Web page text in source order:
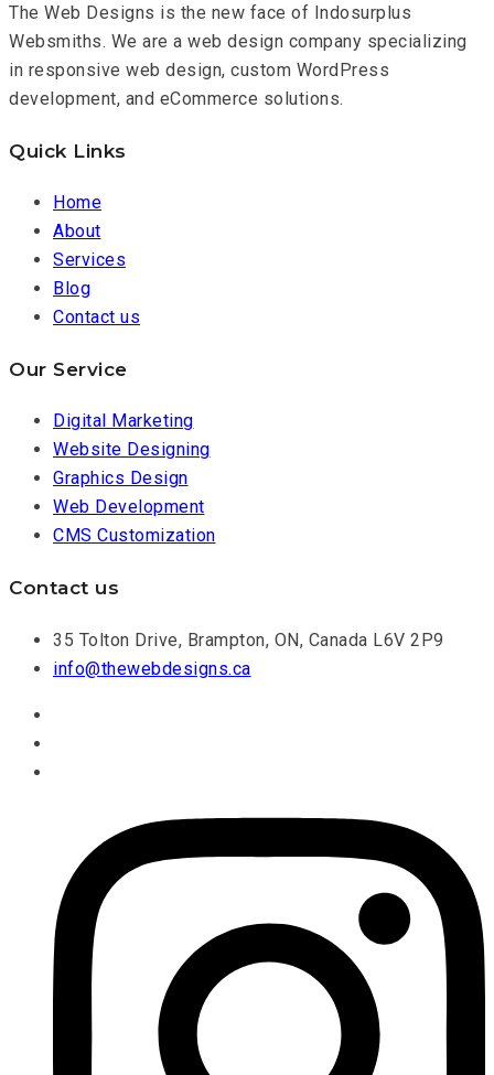
The Web Designs is the new face of Indosurplus
Websmiths. We are a web design company specializing
in responsive web design, custom WordPress
development, and eCommerce solutions.
Quick Links
Home
About
Services
Blog
Contact us
Our Service
Digital Marketing
Website Designing
Graphics Design
Web Development
CMS Customization
Contact us
35 Tolton Drive, Brampton, ON, Canada L6V 2P9
info@thewebdesigns.ca